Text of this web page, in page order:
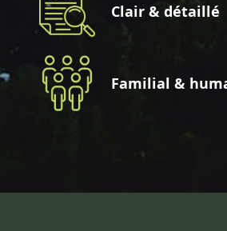
Clair & détaillé
Familial &